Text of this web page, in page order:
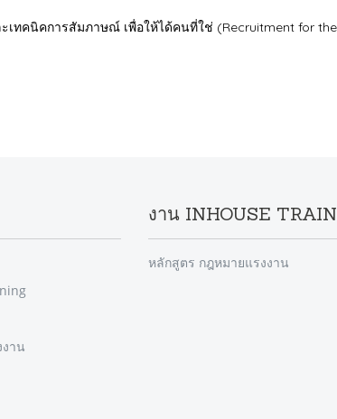
เทคนิคการสัมภาษณ์ เพื่อให้ได้คนที่ใช่ (Recruitment for
าน
งาน INHOUSE
หลักสูตร กฎหมายแรงงาน